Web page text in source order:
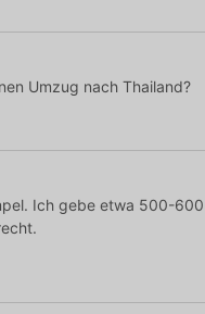
Umzug nach Thailand?
Ich gebe etwa 500-